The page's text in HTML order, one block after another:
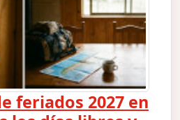
feriados 2027 en